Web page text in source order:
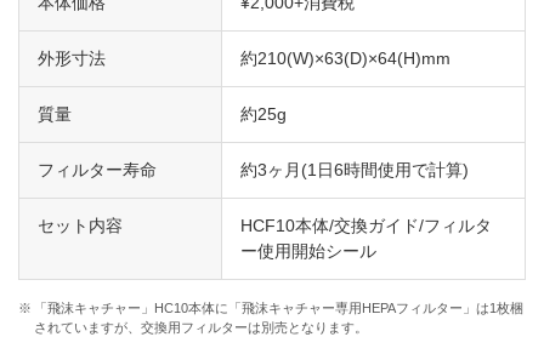
外形寸法 約210(W)×63(D)×64(H)mm
質量 約25g
フィルター寿命 約3ヶ月(1日6時間使用で計算)
セット内容
HCF10本体/交換ガイド/フィルタ
ー使用開始シール
※
「飛沫キャチャー」HC10本体に「飛沫キャチャー専用HEPAフィルター」は1枚梱
されていますが、交換用フィルターは別売となります。